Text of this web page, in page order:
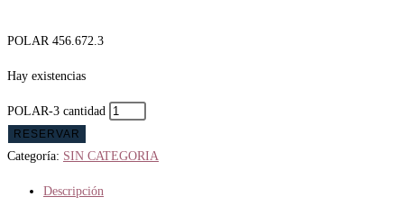
POLAR 456.672.3
Hay existencias
POLAR-3 cantidad
RESERVAR
Categoría: SIN CATEGORIA
Descripción